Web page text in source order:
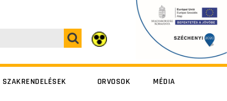
SZAKRENDELÉSEK ORVOSOK MÉDIA